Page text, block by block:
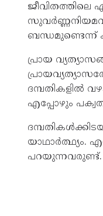
ജീവിതത്തിലെ
ബന്ധമുണ്ടെന്ന്
പ്രായ
ദമ്പതികളില്‍
എപ്പോഴും
യാഥാര്‍ത്ഥ്യം.
പറയുന്നവരുണ്ട്.